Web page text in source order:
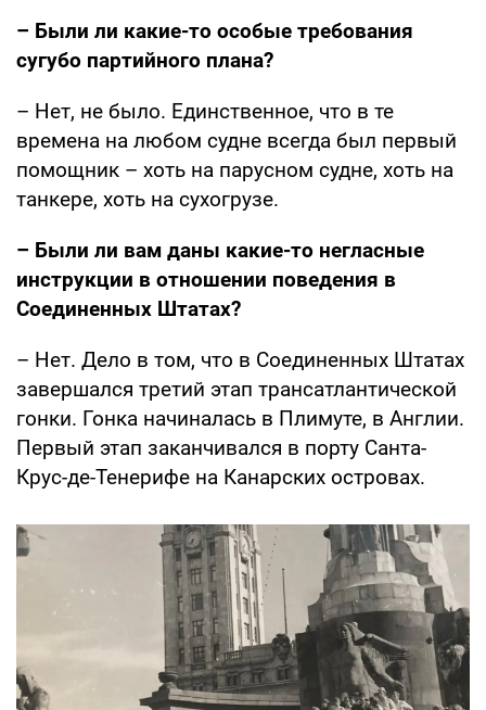
– Были ли какие-то особые требования
сугубо партийного плана?
– Нет, не было. Единственное, что в те
времена на любом судне всегда был первый
помощник – хоть на парусном судне, хоть на
танкере, хоть на сухогрузе.
– Были ли вам даны какие-то негласные
инструкции в отношении поведения в
Соединенных Штатах?
– Нет. Дело в том, что в Соединенных Штатах
завершался третий этап трансатлантической
гонки. Гонка начиналась в Плимуте, в Англии.
Первый этап заканчивался в порту Санта-
Крус-де-Тенерифе на Канарских островах.